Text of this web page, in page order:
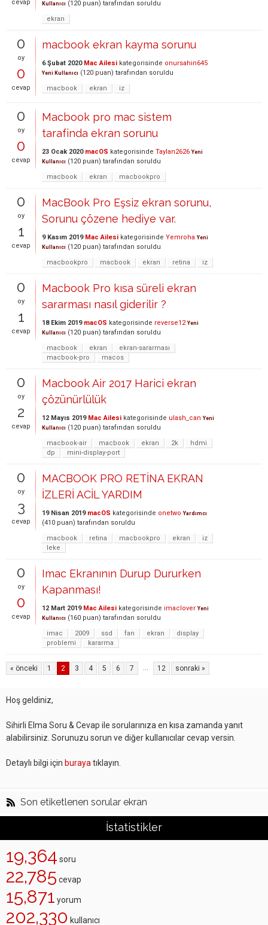
cevap
Kullanıcı (120 puan) tarafından soruldu
ekran
0
oy
0
cevap
macbook ekran kayma sorunu
6 Şubat 2020 Mac Ailesi kategorisinde onursahin645
Yeni Kullanıcı (120 puan) tarafından soruldu
macbook
ekran iz
0
oy
0
cevap
Macbook pro mac sistem
tarafinda ekran sorunu
23 Ocak 2020 macOS kategorisinde Taylan2626 Yeni
Kullanıcı (120 puan) tarafından soruldu
macbook
ekran macbookpro
0
oy
1
cevap
MacBook Pro Eşsiz ekran sorunu,
Sorunu çözene hediye var.
9 Kasım 2019 Mac Ailesi kategorisinde Yemroha Yeni
Kullanıcı (120 puan) tarafından soruldu
macbookpro
macbook ekran retina iz
0
oy
1
cevap
Macbook Pro kısa süreli ekran
sararması nasıl giderilir ?
18 Ekim 2019 macOS kategorisinde reverse12 Yeni
Kullanıcı (120 puan) tarafından soruldu
macbook
ekran
ekran-sararması
macbook-pro
macos
0
oy
2
cevap
Macbook Air 2017 Harici ekran
çözünürlülük
12 Mayıs 2019 Mac Ailesi kategorisinde ulash_can Yeni
Kullanıcı (120 puan) tarafından soruldu
macbook-air
macbook ekran 2k
hdmi
dp
mini-display-port
0
oy
3
cevap
MACBOOK PRO RETİNA EKRAN
İZLERİ ACİL YARDIM
19 Nisan 2019 macOS kategorisinde onetwo Yardımcı
(410 puan) tarafından soruldu
macbook
retina macbookpro ekran
iz
leke
0
oy
0
cevap
Imac Ekranının Durup Dururken
Kapanması!
12 Mart 2019 Mac Ailesi kategorisinde imaclover Yeni
Kullanıcı (160 puan) tarafından soruldu
imac
2009 ssd fan ekran
display
problemi
kararma
« önceki 1 2 3 4 5 6 7 ... 12 sonraki »
Hoş geldiniz,
Sihirli Elma Soru & Cevap ile sorularınıza en kısa zamanda yanıt
alabilirsiniz. Sorunuzu sorun ve diğer kullanıcılar cevap versin.
Detaylı bilgi için buraya tıklayın.
Son etiketlenen sorular ekran
İstatistikler
19,364 soru
22,785 cevap
15,871 yorum
202,330 kullanıcı